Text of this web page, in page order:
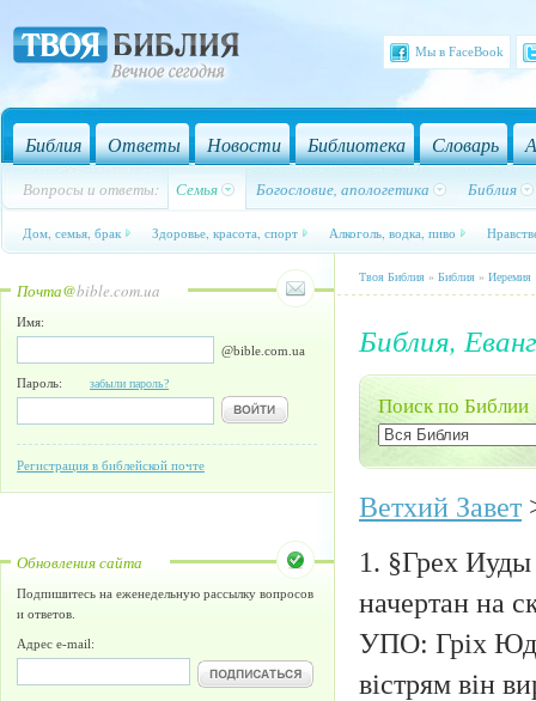
Мы в FaceBook
Библия Ответы Новости Библиотека Словарь
Вопросы и ответы: Семья Богословие, апологетика Библия
Дом, семья, брак Здоровье, красота, спорт Алкоголь, водка, пиво
Почта@bible.com.ua
Имя:
@bible.com.ua
Пароль: забыли пароль?
Регистрация в библейской почте
Обновления сайта
Подпишитесь на еженедельную рассылку вопросов
и ответов.
Адрес e-mail:
Твоя Библия » Библия » Иеремия
Библия,
Поиск по Библии
Ветхий Завет
1. §Грех
начертан на
УПО: Гріх
вістрям він